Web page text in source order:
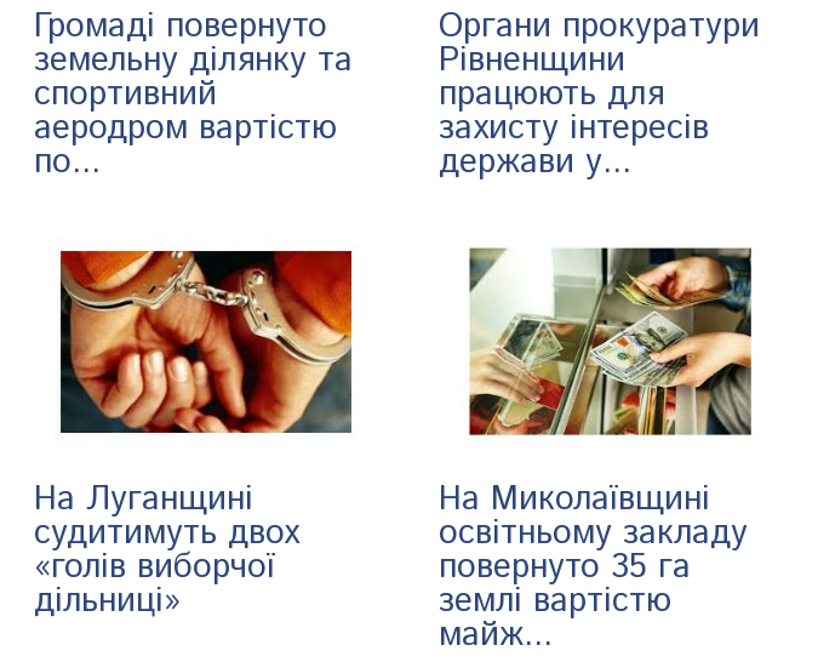
Громаді повернуто
земельну ділянку та
спортивний
аеродром вартістю
по...
Органи прокуратури
Рівненщини
працюють для
захисту інтересів
держави у...
На Луганщині
судитимуть двох
«голів виборчої
дільниці»
На Миколаївщині
освітньому закладу
повернуто 35 га
землі вартістю
майж...